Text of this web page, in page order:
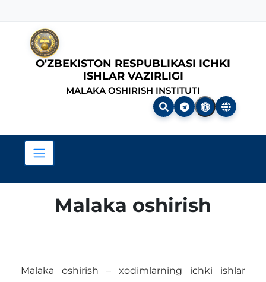
O'ZBEKISTON RESPUBLIKASI ICHKI
ISHLAR VAZIRLIGI
MALAKA OSHIRISH INSTITUTI
Malaka oshirish
Malaka oshirish – xodimlarning ichki ishlar